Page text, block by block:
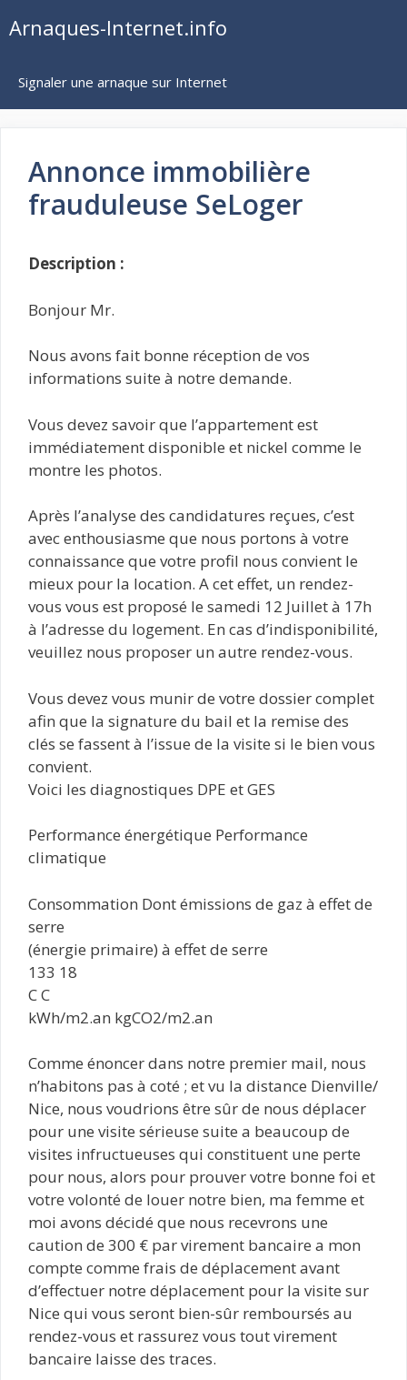
auArnaques-Internet.info
Signaler une arnaque sur Internet
Annonce immobilière
frauduleuse SeLoger
Description :
Bonjour Mr.
Nous avons fait bonne réception de vos
informations suite à notre demande.
Vous devez savoir que l’appartement est
immédiatement disponible et nickel comme le
montre les photos.
Après l’analyse des candidatures reçues, c’est
avec enthousiasme que nous portons à votre
connaissance que votre profil nous convient le
mieux pour la location. A cet effet, un rendez-
vous vous est proposé le samedi 12 Juillet à 17h
à l’adresse du logement. En cas d’indisponibilité,
veuillez nous proposer un autre rendez-vous.
Vous devez vous munir de votre dossier complet
afin que la signature du bail et la remise des
clés se fassent à l’issue de la visite si le bien vous
convient.
Voici les diagnostiques DPE et GES
Performance énergétique Performance
climatique
Consommation Dont émissions de gaz à effet de
serre
(énergie primaire) à effet de serre
133 18
C C
kWh/m2.an kgCO2/m2.an
Comme énoncer dans notre premier mail, nous
n’habitons pas à coté ; et vu la distance Dienville/
Nice, nous voudrions être sûr de nous déplacer
pour une visite sérieuse suite a beaucoup de
visites infructueuses qui constituent une perte
pour nous, alors pour prouver votre bonne foi et
votre volonté de louer notre bien, ma femme et
moi avons décidé que nous recevrons une
caution de 300 € par virement bancaire a mon
compte comme frais de déplacement avant
d’effectuer notre déplacement pour la visite sur
Nice qui vous seront bien-sûr remboursés au
rendez-vous et rassurez vous tout virement
bancaire laisse des traces.